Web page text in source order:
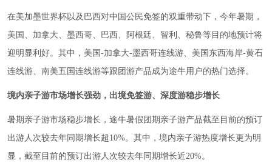
在美加墨世界杯以及巴西对中国公民免签的双重带动下，今年暑期，
美国、加拿大、墨西哥、巴西、阿根廷、智利、秘鲁等目的地预计将
迎明显利好。其中，美国-加拿大-墨西哥连线游、美国东西海岸-黄石
连线游、南美五国连线游等跟团游产品成为途牛用户的热门选择。
境内亲子游市场增长强劲，出境免签游、深度游稳步增长
暑期亲子游市场稳步增长，途牛暑假团期亲子游产品截至目前的预订
出游人次较去年同期增长超10%。其中，境内亲子游热度增长更为明
显，截至目前的预订出游人次较去年同期增长近20%。